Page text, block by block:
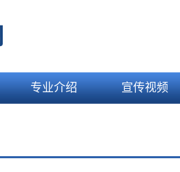
专业介绍 宣传视频